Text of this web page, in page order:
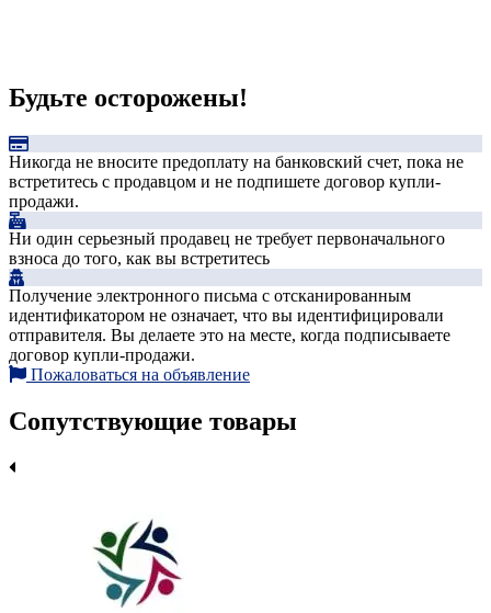
Будьте осторожены!
Никогда не вносите предоплату на банковский счет, пока не
встретитесь с продавцом и не подпишете договор купли-
продажи.
Ни один серьезный продавец не требует первоначального
взноса до того, как вы встретитесь
Получение электронного письма с отсканированным
идентификатором не означает, что вы идентифицировали
отправителя. Вы делаете это на месте, когда подписываете
договор купли-продажи.
Пожаловаться на объявление
Сопутствующие товары